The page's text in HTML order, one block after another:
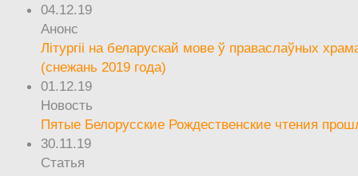
04.12.19
Анонс
Літургіі на беларускай мове ў праваслаўных
(снежань 2019 года)
01.12.19
Новость
Пятые Белорусские Рождественские чтения
30.11.19
Статья